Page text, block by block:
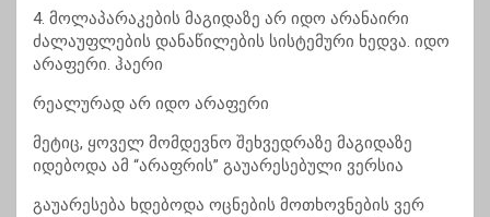
4. მოლაპარაკების მაგიდაზე არ იდო არანაირი
ძალაუფლების დანაწილების სისტემური ხედვა. იდო
არაფერი. ჰაერი
რეალურად არ იდო არაფერი
მეტიც, ყოველ მომდევნო შეხვედრაზე მაგიდაზე
იდებოდა ამ “არაფრის” გაუარესებული ვერსია
გაუარესება ხდებოდა ოცნების მოთხოვნების ვერ